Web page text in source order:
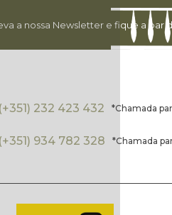
a nossa Newsletter e fique a par
(+351) 232 423 432 *Chamada
(+351) 934 782 328 *Chamada